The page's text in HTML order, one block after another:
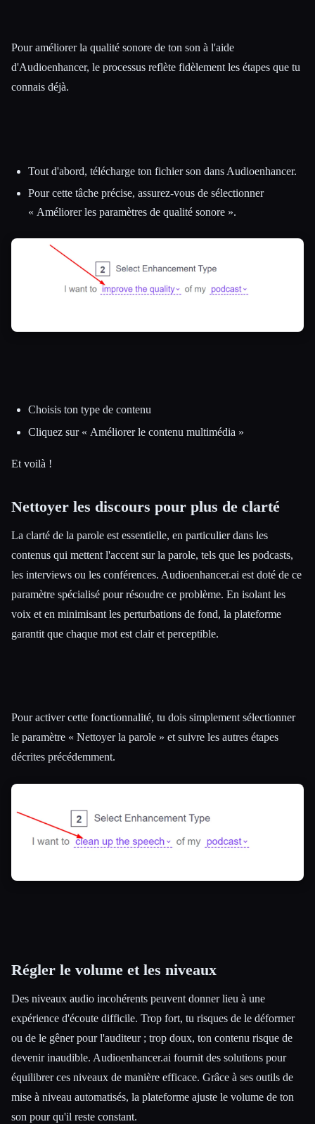
Pour améliorer la qualité sonore de ton son à l'aide
d'Audioenhancer, le processus reflète fidèlement les étapes que tu
connais déjà.
Tout d'abord, télécharge ton fichier son dans Audioenhancer.
Pour cette tâche précise, assurez-vous de sélectionner
« Améliorer les paramètres de qualité sonore ».
Choisis ton type de contenu
Cliquez sur « Améliorer le contenu multimédia »
Et voilà !
Nettoyer les discours pour plus de clarté
La clarté de la parole est essentielle, en particulier dans les
contenus qui mettent l'accent sur la parole, tels que les podcasts,
les interviews ou les conférences. Audioenhancer.ai est doté de ce
paramètre spécialisé pour résoudre ce problème. En isolant les
voix et en minimisant les perturbations de fond, la plateforme
garantit que chaque mot est clair et perceptible.
Pour activer cette fonctionnalité, tu dois simplement sélectionner
le paramètre « Nettoyer la parole » et suivre les autres étapes
décrites précédemment.
Régler le volume et les niveaux
Des niveaux audio incohérents peuvent donner lieu à une
expérience d'écoute difficile. Trop fort, tu risques de le déformer
ou de le gêner pour l'auditeur ; trop doux, ton contenu risque de
devenir inaudible. Audioenhancer.ai fournit des solutions pour
équilibrer ces niveaux de manière efficace. Grâce à ses outils de
mise à niveau automatisés, la plateforme ajuste le volume de ton
son pour qu'il reste constant.